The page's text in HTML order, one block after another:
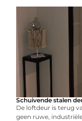
Schuivende stalen
De loftdeur is terug
geen ruwe,